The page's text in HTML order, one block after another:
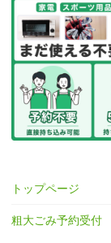
トップページ
粗大ごみ予約受付